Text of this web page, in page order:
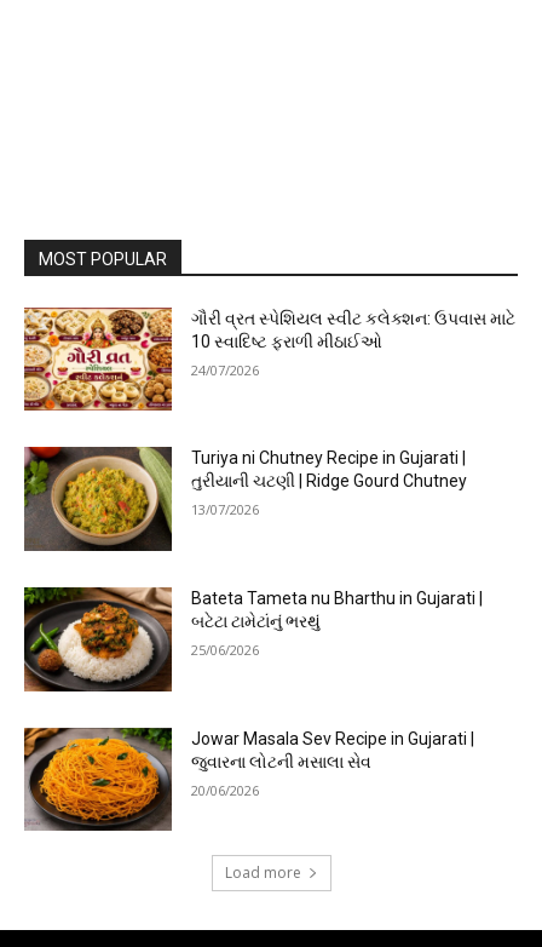
MOST POPULAR
ગૌરી વ્રત સ્પેશિયલ સ્વીટ કલેક્શન: ઉપવાસ માટે
10 સ્વાદિષ્ટ ફરાળી મીઠાઈઓ
24/07/2026
Turiya ni Chutney Recipe in Gujarati |
તુરીયાની ચટણી | Ridge Gourd Chutney
13/07/2026
Bateta Tameta nu Bharthu in Gujarati |
બટેટા ટામેટાંનું ભરથું
25/06/2026
Jowar Masala Sev Recipe in Gujarati |
જુવારના લોટની મસાલા સેવ
20/06/2026
Load more